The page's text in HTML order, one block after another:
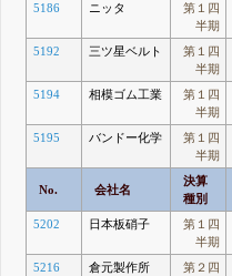
5186 ニッタ
第１四
半期
5192 三ツ星ベルト
第１四
半期
5194 相模ゴム工業
第１四
半期
5195 バンドー化学
第１四
半期
No. 会社名
決算
種別
5202 日本板硝子
第１四
半期
5216 倉元製作所
第２四